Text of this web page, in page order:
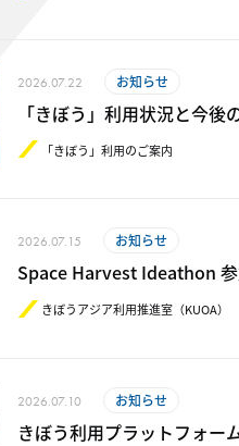
2026.07.22 お知らせ
「きぼう」利用状況と今後
「きぼう」利用のご案内
2026.07.15 お知らせ
Space Harvest Ideathon
きぼうアジア利用推進室（KUOA）
2026.07.10 お知らせ
きぼう利用プラットフォー